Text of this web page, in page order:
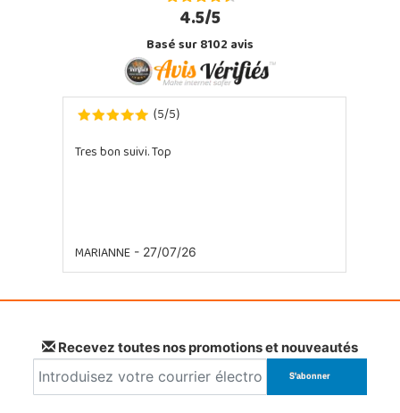
4.5/5
Basé sur 8102 avis
(5/5)
Tres bon suivi. Top
MARIANNE- 27/07/26
Recevez toutes nos promotions et nouveautés